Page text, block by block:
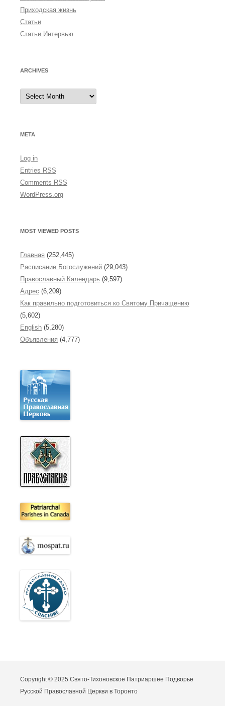
Приходская жизнь
Статьи
Статьи Интервью
ARCHIVES
A
c
e
META
Log in
Entries RSS
Comments RSS
WordPress.org
MOST VIEWED POSTS
Главная (252,445)
Расписание Богослужений (29,043)
Православный Календарь (9,597)
Адрес (6,209)
Как правильно подготовиться ко Святому Причащению
(5,602)
English (5,280)
Объявления (4,777)
Copyright © 2025 Свято-Тихоновское Патриаршее Подворье
Русской Православной Церкви в Торонто